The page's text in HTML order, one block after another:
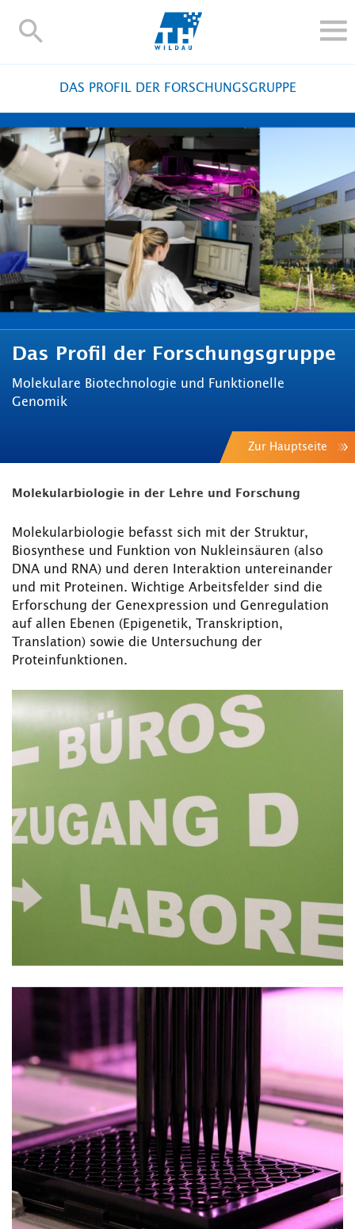
TH-
FORSCHUNG UND TRANSFER
ALUMNI
HOCHSCHULE
INTERNATIONAL
BESCHÄFTIGTE
Blogs Kontakt und Anfahrt Webmail Moodle
TH Online-Portal Personensuche English
DAS PROFIL DER FORSCHUNGSGRUPPE
Das Profil der Forschungsgruppe
Molekulare Biotechnologie und Funktionelle
Genomik
Zur Hauptseite
Molekularbiologie in der Lehre und Forschung
Molekularbiologie befasst sich mit der Struktur,
Biosynthese und Funktion von Nukleinsäuren (also
DNA und RNA) und deren Interaktion untereinander
und mit Proteinen. Wichtige Arbeitsfelder sind die
Erforschung der Genexpression und Genregulation
auf allen Ebenen (Epigenetik, Transkription,
Translation) sowie die Untersuchung der
Proteinfunktionen.